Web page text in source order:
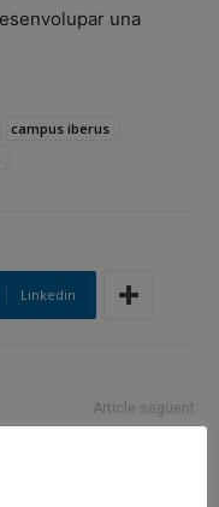
una
campus iberus
Linkedin
Article següent